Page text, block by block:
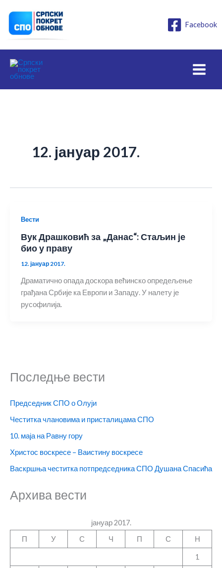
садржај
Facebook
12. јануар 2017.
Вести
Вук Драшковић за „Данас“: Стаљин је
био у праву
12. јануар 2017.
Драматично опада доскора већинско опредељење
грађана Србије ка Европи и Западу. У налету је
русофилија.
Последње вести
Председник СПО о Олуји
Честитка члановима и присталицама СПО
10. маја на Равну гору
Христос воскресе – Ваистину воскресе
Васкршња честитка потпредседника СПО Душана Спасића
Архива вести
јануар 2017.
П
У С Ч П С Н
1